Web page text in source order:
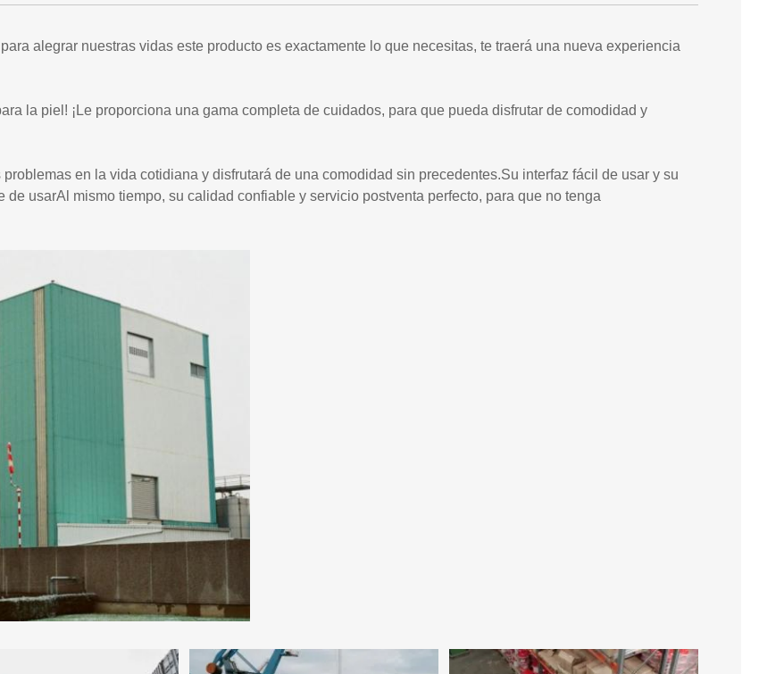
alegrar nuestras vidas este producto es exactamente lo que necesitas, te traerá una nueva experiencia
la piel! ¡Le proporciona una gama completa de cuidados, para que pueda disfrutar de comodidad y
en la vida cotidiana y disfrutará de una comodidad sin precedentes.Su interfaz fácil de usar y su
usarAl mismo tiempo, su calidad confiable y servicio postventa perfecto, para que no tenga